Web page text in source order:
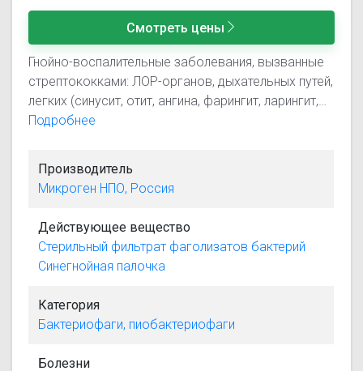
Смотреть цены
Гнойно-воспалительные заболевания, вызванные
стрептококками: ЛОР-органов, дыхательных путей,
легких (синусит, отит, ангина, фарингит, ларингит,
трахеит, бронхит, пневмония, плеврит) и
хирургические инфекции (гнойные раны, ожог,
мастит, абсцесс, флегмона, карбункул,
остеомиелит); урогенитальные инфекции (уретрит,
цистит, пиелонефрит, кольпит, эндометрит,
возраста (омфалит, пиодермия, конъюнктивит,
гастроэнтероколит, сепсис); генерализованные
Подробнее
Производитель
Микроген НПО, Россия
Действующее вещество
Стерильный фильтрат фаголизатов бактерий
Синегнойная палочка
Категория
Бактериофаги, пиобактериофаги
Болезни